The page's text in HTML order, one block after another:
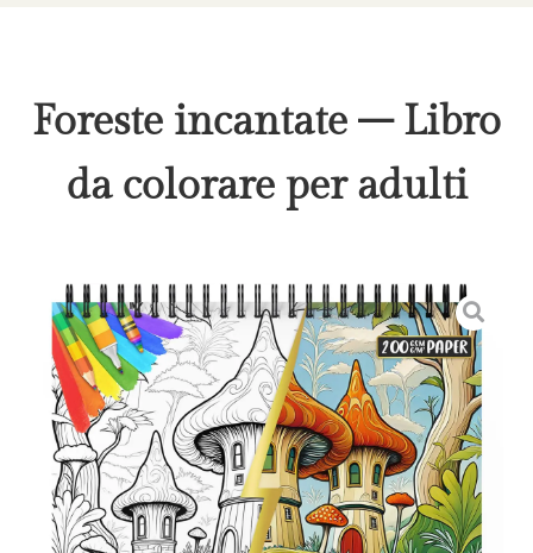
Foreste incantate – Libro
da colorare per adulti